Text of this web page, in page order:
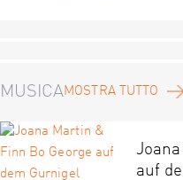
MUSICAMOSTRA TUTTO
auf